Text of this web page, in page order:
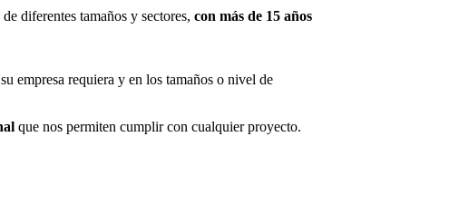
diferentes tamaños y sectores, con más de 15 años
empresa requiera y en los tamaños o nivel de
que nos permiten cumplir con cualquier proyecto.